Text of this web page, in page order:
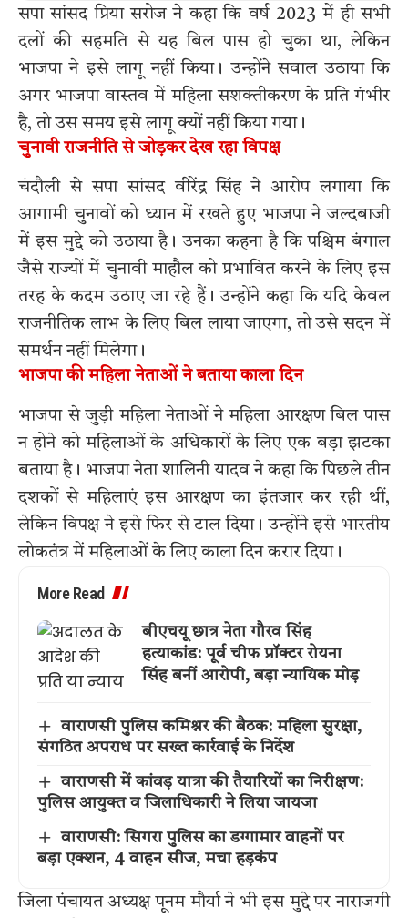
सपा सांसद प्रिया सरोज ने कहा कि वर्ष 2023 में ही सभी
दलों की सहमति से यह बिल पास हो चुका था, लेकिन
भाजपा ने इसे लागू नहीं किया। उन्होंने सवाल उठाया कि
अगर भाजपा वास्तव में महिला सशक्तीकरण के प्रति गंभीर
है, तो उस समय इसे लागू क्यों नहीं किया गया।
चुनावी राजनीति से जोड़कर देख रहा विपक्ष
चंदौली से सपा सांसद वीरेंद्र सिंह ने आरोप लगाया कि
आगामी चुनावों को ध्यान में रखते हुए भाजपा ने जल्दबाजी
में इस मुद्दे को उठाया है। उनका कहना है कि पश्चिम बंगाल
जैसे राज्यों में चुनावी माहौल को प्रभावित करने के लिए इस
तरह के कदम उठाए जा रहे हैं। उन्होंने कहा कि यदि केवल
राजनीतिक लाभ के लिए बिल लाया जाएगा, तो उसे सदन में
समर्थन नहीं मिलेगा।
भाजपा की महिला नेताओं ने बताया काला दिन
भाजपा से जुड़ी महिला नेताओं ने महिला आरक्षण बिल पास
न होने को महिलाओं के अधिकारों के लिए एक बड़ा झटका
बताया है। भाजपा नेता शालिनी यादव ने कहा कि पिछले तीन
दशकों से महिलाएं इस आरक्षण का इंतजार कर रही थीं,
लेकिन विपक्ष ने इसे फिर से टाल दिया। उन्होंने इसे भारतीय
लोकतंत्र में महिलाओं के लिए काला दिन करार दिया।
More Read
बीएचयू छात्र नेता गौरव सिंह
हत्याकांड: पूर्व चीफ प्रॉक्टर रोयना
सिंह बनीं आरोपी, बड़ा न्यायिक मोड़
वाराणसी पुलिस कमिश्नर की बैठक: महिला सुरक्षा,
संगठित अपराध पर सख्त कार्रवाई के निर्देश
वाराणसी में कांवड़ यात्रा की तैयारियों का निरीक्षण:
पुलिस आयुक्त व जिलाधिकारी ने लिया जायजा
वाराणसी: सिगरा पुलिस का डग्गामार वाहनों पर
बड़ा एक्शन, 4 वाहन सीज, मचा हड़कंप
जिला पंचायत अध्यक्ष पूनम मौर्या ने भी इस मुद्दे पर नाराजगी